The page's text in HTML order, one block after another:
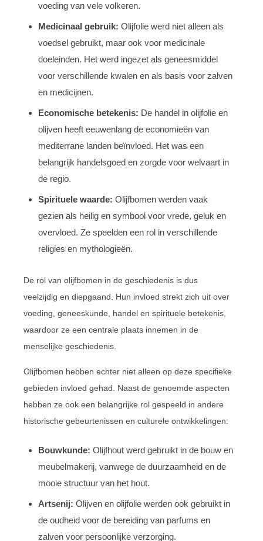
voeding van vele volkeren.
Medicinaal gebruik: Olijfolie werd niet alleen als
voedsel gebruikt, maar ook voor medicinale
doeleinden. Het werd ingezet als geneesmiddel
voor verschillende kwalen en als basis voor zalven
en medicijnen.
Economische betekenis: De handel in olijfolie en
olijven heeft eeuwenlang de economieën van
mediterrane landen beïnvloed. Het was een
belangrijk handelsgoed en zorgde voor welvaart in
de regio.
Spirituele waarde: Olijfbomen werden vaak
gezien als heilig en symbool voor vrede, geluk en
overvloed. Ze speelden een rol in verschillende
religies en mythologieën.
De rol van olijfbomen in de geschiedenis is dus
veelzijdig en diepgaand. Hun invloed strekt zich uit over
voeding, geneeskunde, handel en spirituele betekenis,
waardoor ze een centrale plaats innemen in de
menselijke geschiedenis.
Olijfbomen hebben echter niet alleen op deze specifieke
gebieden invloed gehad. Naast de genoemde aspecten
hebben ze ook een belangrijke rol gespeeld in andere
historische gebeurtenissen en culturele ontwikkelingen:
Bouwkunde: Olijfhout werd gebruikt in de bouw en
meubelmakerij, vanwege de duurzaamheid en de
mooie structuur van het hout.
Artsenij: Olijven en olijfolie werden ook gebruikt in
de oudheid voor de bereiding van parfums en
zalven voor persoonlijke verzorging.